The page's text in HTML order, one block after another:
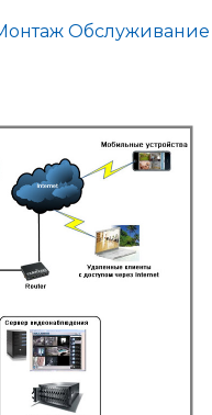
Обслуживание